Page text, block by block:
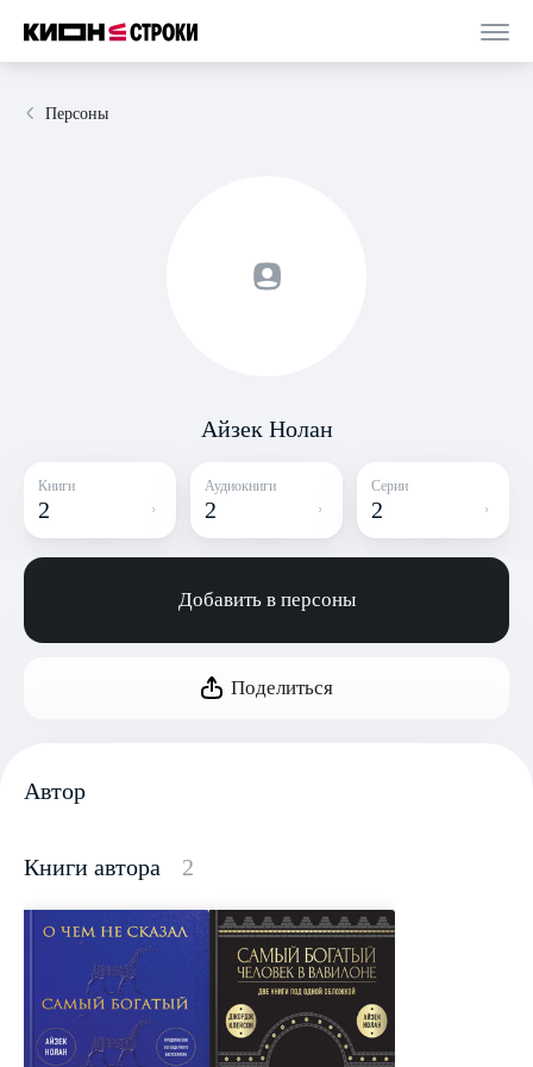
Персоны
Айзек Нолан
Книги
2
Аудиокниги
2
Серии
2
Добавить в персоны
Поделиться
Автор
Книги автора 2